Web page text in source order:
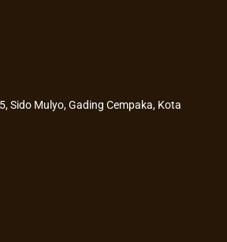
Sido Mulyo, Gading Cempaka, Kota